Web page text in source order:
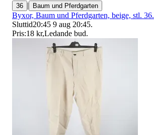
36 | Baum und Pferdgarten
Byxor, Baum und Pferdgarten, beige, stl. 36.
Sluttid20:45 9 aug 20:45.
Pris:18 kr,Ledande bud.